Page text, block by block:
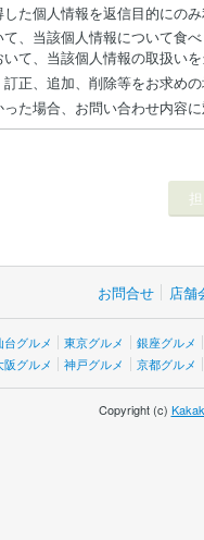
た個人情報を返信目的にの
、当該個人情報について食
て、当該個人情報の取扱い
正、追加、削除等をお求め
た場合、お問い合わせ内容
お問合せ 店舗
台グルメ 東京グルメ
銀座グルメ
阪グルメ 神戸グルメ 京都グルメ
Copyright (c)